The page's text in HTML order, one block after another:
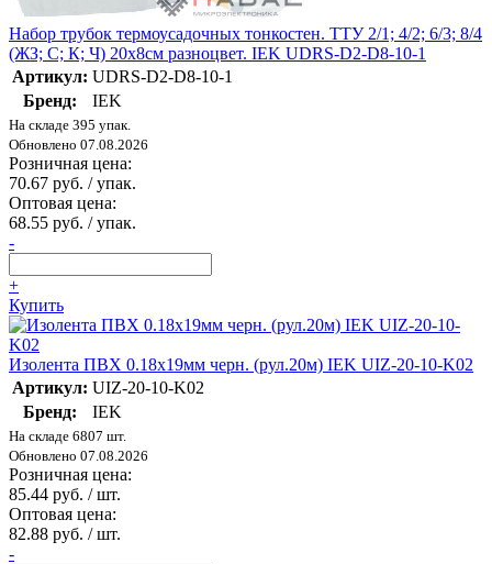
Набор трубок термоусадочных тонкостен. ТТУ 2/1; 4/2; 6/3; 8/4
(ЖЗ; С; К; Ч) 20х8см разноцвет. IEK UDRS-D2-D8-10-1
Артикул: UDRS-D2-D8-10-1
Бренд:
IEK
На складе 395 упак.
Обновлено 07.08.2026
Розничная цена:
70.67 руб. / упак.
Оптовая цена:
68.55 руб. / упак.
-
+
Купить
Изолента ПВХ 0.18х19мм черн. (рул.20м) IEK UIZ-20-10-K02
Артикул: UIZ-20-10-K02
Бренд:
IEK
На складе 6807 шт.
Обновлено 07.08.2026
Розничная цена:
85.44 руб. / шт.
Оптовая цена:
82.88 руб. / шт.
-